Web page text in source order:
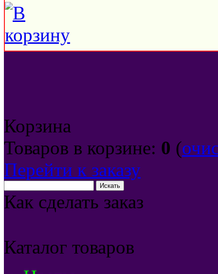
Корзина
Товаров в корзине: 0 (
Перейти к заказу
Как сделать заказ
Каталог товаров